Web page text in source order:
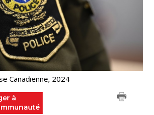
Canadienne, 2024
à